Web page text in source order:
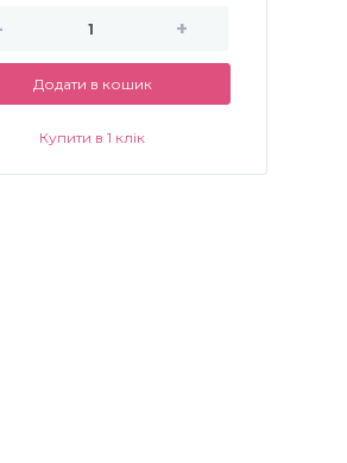
+
Додати в кошик
Купити в 1 клік